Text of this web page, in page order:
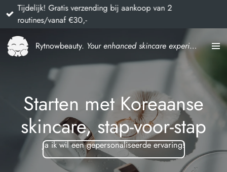
Ga
direct
naar
de
hoofdinhoud
Rytnowbeauty. Your enhanced skincare experience
Tijdelijk! Gratis verzending bij aankoop van 2
routines/vanaf €30,-
Starten met Koreaanse
skincare, stap-voor-stap
Ja ik wil een gepersonaliseerde ervaring!